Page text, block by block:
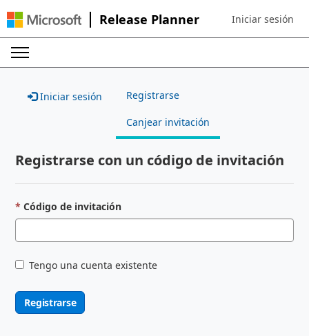
Release Planner Sign in to your
Iniciar sesión
Iniciar sesión Registrarse
Canjear invitación
Registrarse con un código de invitación
Código de invitación
Tengo una cuenta existente
Registrarse